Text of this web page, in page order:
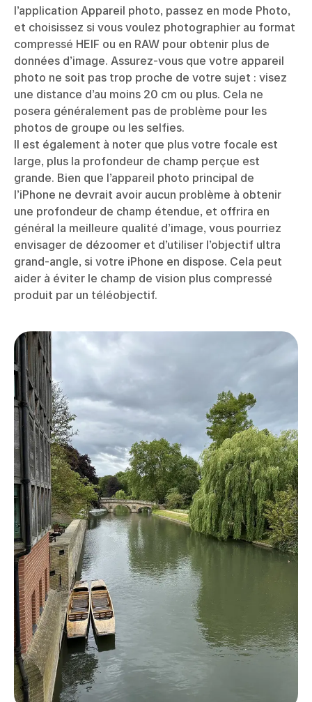
l’application Appareil photo, passez en mode Photo,
et choisissez si vous voulez photographier au format
compressé HEIF ou en RAW pour obtenir plus de
données d’image. Assurez-vous que votre appareil
photo ne soit pas trop proche de votre sujet : visez
une distance d’au moins 20 cm ou plus. Cela ne
posera généralement pas de problème pour les
photos de groupe ou les selfies.
Il est également à noter que plus votre focale est
large, plus la profondeur de champ perçue est
grande. Bien que l’appareil photo principal de
l’iPhone ne devrait avoir aucun problème à obtenir
une profondeur de champ étendue, et offrira en
général la meilleure qualité d’image, vous pourriez
envisager de dézoomer et d’utiliser l’objectif ultra
grand-angle, si votre iPhone en dispose. Cela peut
aider à éviter le champ de vision plus compressé
produit par un téléobjectif.